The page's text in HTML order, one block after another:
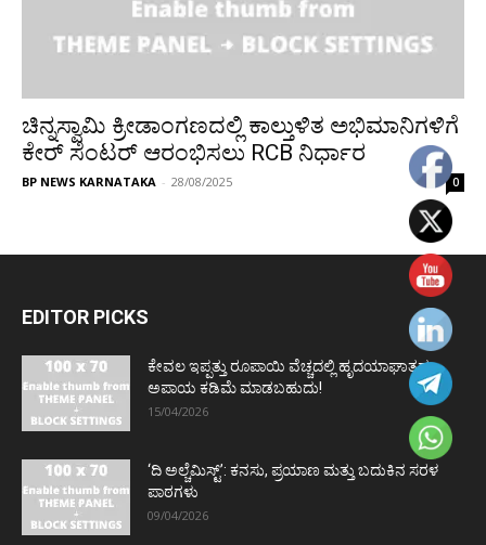
ಚಿನ್ನಸ್ವಾಮಿ ಕ್ರೀಡಾಂಗಣದಲ್ಲಿ ಕಾಲ್ತುಳಿತ ಅಭಿಮಾನಿಗಳಿಗೆ
ಕೇರ್ ಸೆಂಟರ್ ಆರಂಭಿಸಲು RCB ನಿರ್ಧಾರ
BP NEWS KARNATAKA - 28/08/2025 0
EDITOR PICKS
ಕೇವಲ ಇಪ್ಪತ್ತು ರೂಪಾಯಿ ವೆಚ್ಚದಲ್ಲಿ ಹೃದಯಾಘಾತದ
ಅಪಾಯ ಕಡಿಮೆ ಮಾಡಬಹುದು!
15/04/2026
‘ದಿ ಅಲ್ಚೆಮಿಸ್ಟ್’: ಕನಸು, ಪ್ರಯಾಣ ಮತ್ತು ಬದುಕಿನ ಸರಳ
ಪಾಠಗಳು
09/04/2026